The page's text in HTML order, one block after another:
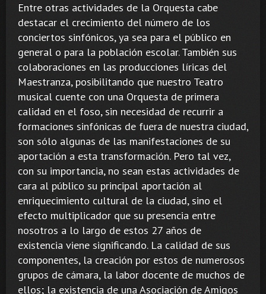
Entre otras actividades de la Orquesta cabe
destacar el crecimiento del número de los
conciertos sinfónicos, ya sea para el público en
general o para la población escolar. También sus
colaboraciones en las producciones líricas del
Maestranza, posibilitando que nuestro Teatro
musical cuente con una Orquesta de primera
calidad en el foso, sin necesidad de recurrir a
formaciones sinfónicas de fuera de nuestra ciudad,
son sólo algunas de las manifestaciones de su
aportación a esta transformación. Pero tal vez,
con su importancia, no sean estas actividades de
cara al público su principal aportación al
enriquecimiento cultural de la ciudad, sino el
efecto multiplicador que su presencia entre
nosotros a lo largo de estos 27 años de
existencia viene significando. La calidad de sus
componentes, la creación por estos de numerosos
grupos de cámara, la labor docente de muchos de
ellos; la existencia de una Asociación de Amigos